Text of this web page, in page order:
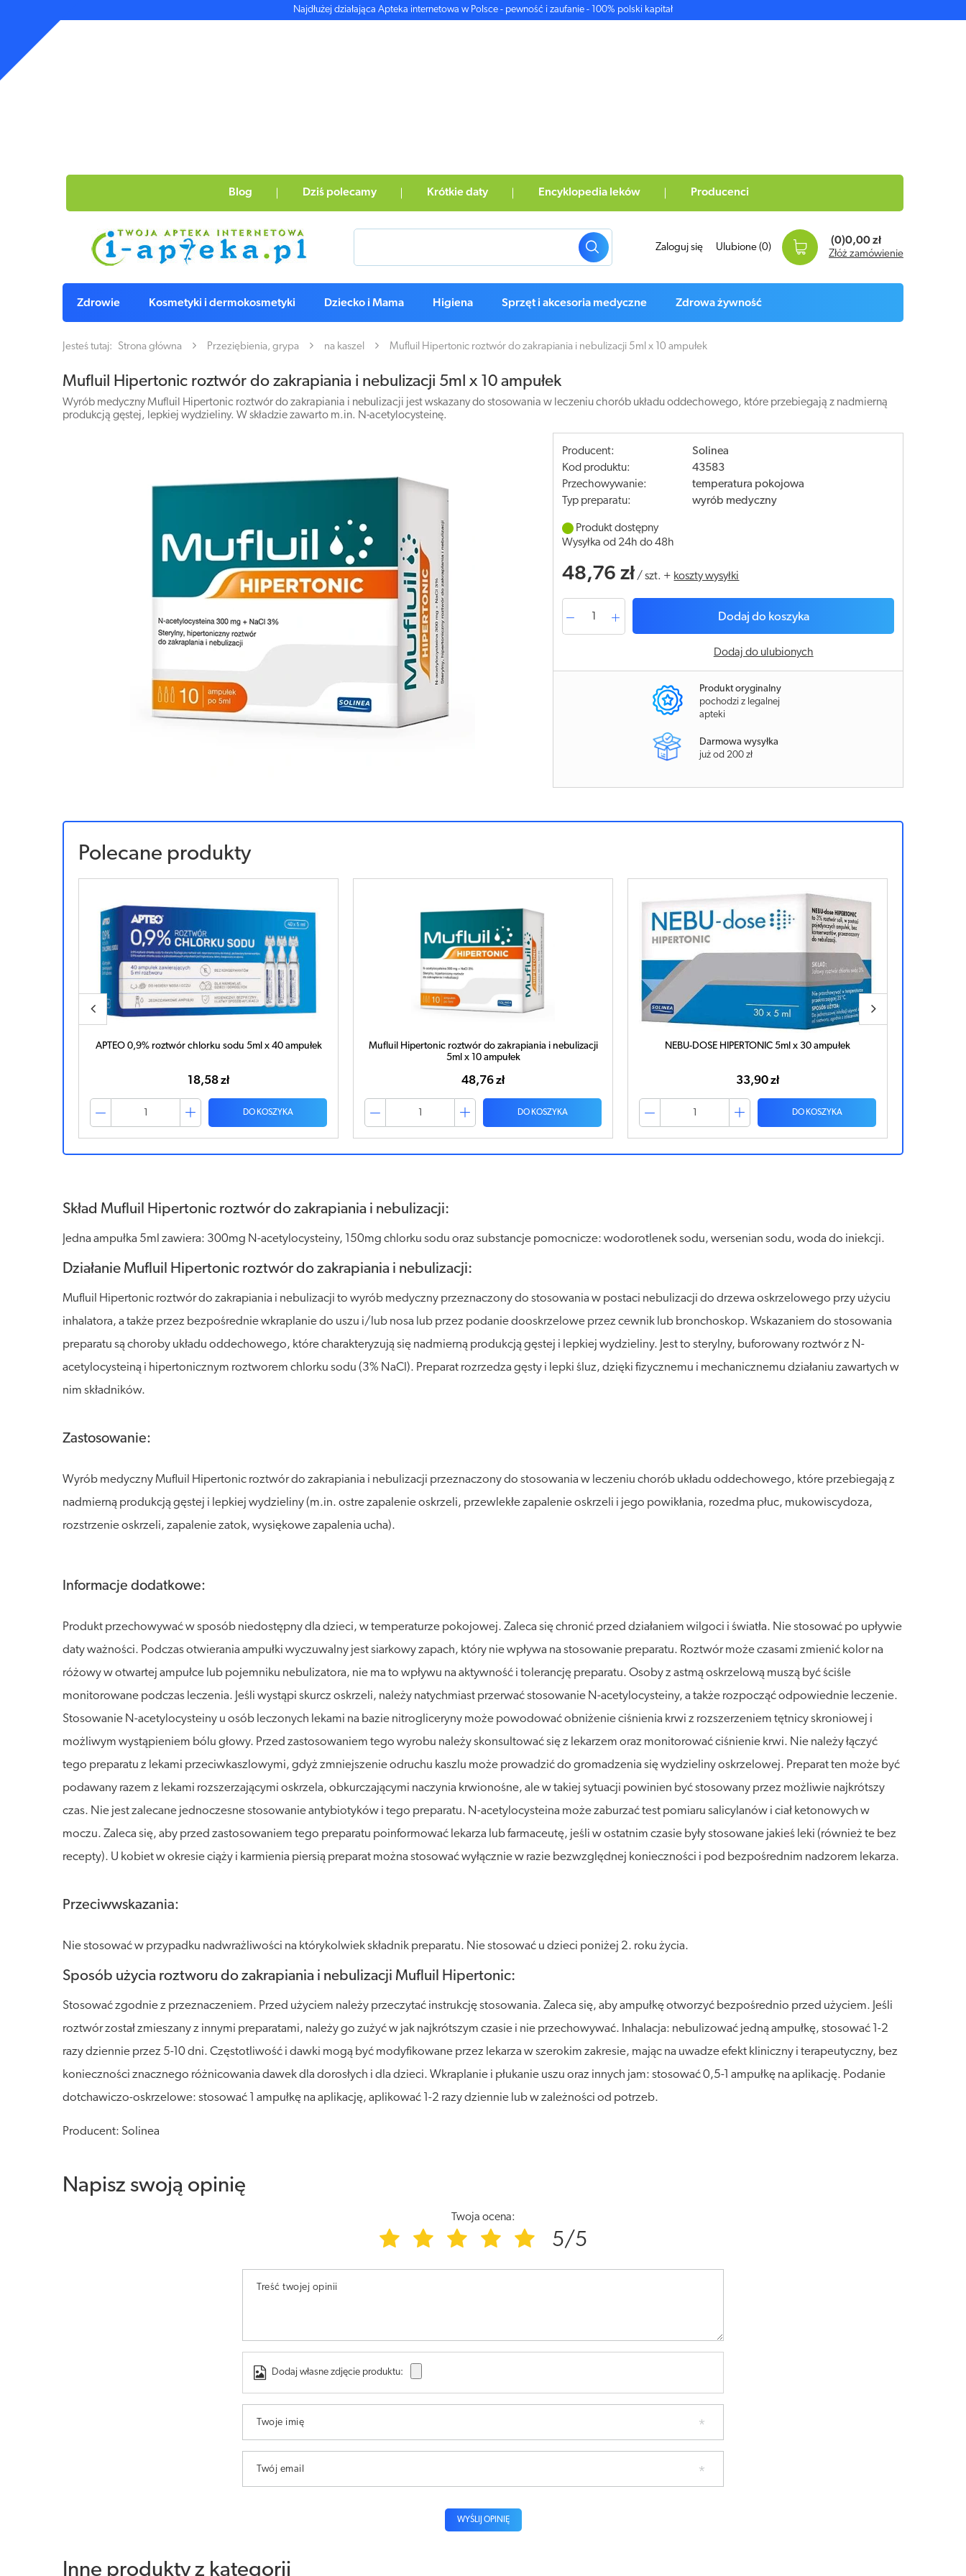
Najdłużej działająca Apteka internetowa w Polsce - pewność i zaufanie - 100% polski kapitał
Blog Dziś polecamy Krótkie daty Encyklopedia leków Producenci
Zaloguj się Ulubione (0)
(0)0,00 zł
Złóż zamówienie
Zdrowie Kosmetyki i dermokosmetyki Dziecko i Mama Higiena Sprzęt i akcesoria medyczne Zdrowa żywność
Jesteś tutaj: Strona główna Przeziębienia, grypa na kaszel Mufluil Hipertonic roztwór do zakrapiania i nebulizacji 5ml x 10 ampułek
Mufluil Hipertonic roztwór do zakrapiania i nebulizacji 5ml x 10 ampułek
Wyrób medyczny Mufluil Hipertonic roztwór do zakrapiania i nebulizacji jest wskazany do stosowania w leczeniu chorób układu oddechowego, które przebiegają z nadmierną
produkcją gęstej, lepkiej wydzieliny. W składzie zawarto m.in. N-acetylocysteinę.
Producent:
Solinea
Kod produktu:
43583
Przechowywanie:
temperatura pokojowa
Typ preparatu:
wyrób medyczny
Produkt dostępny
Wysyłka od 24h do 48h
48,76 zł /szt. + koszty wysyłki
Dodaj do koszyka
Dodaj do ulubionych
Produkt oryginalny
pochodzi z legalnej
apteki
Darmowa wysyłka
już od 200 zł
Polecane produkty
Mufluil Hipertonic roztwór do zakrapiania i nebulizacji
48,76 zł
DO KOSZYKA
NEBU-DOSE HIPERTONIC 5ml x 30 ampułek
33,90 zł
DO KOSZYKA
Nebu Pulmo 3% roztwór do nebulizacji 5ml x 20 sztuk
45,36 zł
DO KOSZYKA
Skład Mufluil Hipertonic roztwór do zakrapiania i nebulizacji:
Jedna ampułka 5ml zawiera: 300mg N-acetylocysteiny, 150mg chlorku sodu oraz substancje pomocnicze: wodorotlenek sodu, wersenian sodu, woda do iniekcji.
Działanie Mufluil Hipertonic roztwór do zakrapiania i nebulizacji:
Mufluil Hipertonic roztwór do zakrapiania i nebulizacji to wyrób medyczny przeznaczony do stosowania w postaci nebulizacji do drzewa oskrzelowego przy użyciu
inhalatora, a także przez bezpośrednie wkraplanie do uszu i/lub nosa lub przez podanie dooskrzelowe przez cewnik lub bronchoskop. Wskazaniem do stosowania
preparatu są choroby układu oddechowego, które charakteryzują się nadmierną produkcją gęstej i lepkiej wydzieliny. Jest to sterylny, buforowany roztwór z N-
acetylocysteiną i hipertonicznym roztworem chlorku sodu (3% NaCl). Preparat rozrzedza gęsty i lepki śluz, dzięki fizycznemu i mechanicznemu działaniu zawartych w
nim składników.
Zastosowanie:
Wyrób medyczny Mufluil Hipertonic roztwór do zakrapiania i nebulizacji przeznaczony do stosowania w leczeniu chorób układu oddechowego, które przebiegają z
nadmierną produkcją gęstej i lepkiej wydzieliny (m.in. ostre zapalenie oskrzeli, przewlekłe zapalenie oskrzeli i jego powikłania, rozedma płuc, mukowiscydoza,
rozstrzenie oskrzeli, zapalenie zatok, wysiękowe zapalenia ucha).
Informacje dodatkowe:
Produkt przechowywać w sposób niedostępny dla dzieci, w temperaturze pokojowej. Zaleca się chronić przed działaniem wilgoci i światła. Nie stosować po upływie
daty ważności. Podczas otwierania ampułki wyczuwalny jest siarkowy zapach, który nie wpływa na stosowanie preparatu. Roztwór może czasami zmienić kolor na
różowy w otwartej ampułce lub pojemniku nebulizatora, nie ma to wpływu na aktywność i tolerancję preparatu. Osoby z astmą oskrzelową muszą być ściśle
monitorowane podczas leczenia. Jeśli wystąpi skurcz oskrzeli, należy natychmiast przerwać stosowanie N-acetylocysteiny, a także rozpocząć odpowiednie leczenie.
Stosowanie N-acetylocysteiny u osób leczonych lekami na bazie nitrogliceryny może powodować obniżenie ciśnienia krwi z rozszerzeniem tętnicy skroniowej i
możliwym wystąpieniem bólu głowy. Przed zastosowaniem tego wyrobu należy skonsultować się z lekarzem oraz monitorować ciśnienie krwi. Nie należy łączyć
tego preparatu z lekami przeciwkaszlowymi, gdyż zmniejszenie odruchu kaszlu może prowadzić do gromadzenia się wydzieliny oskrzelowej. Preparat ten może być
podawany razem z lekami rozszerzającymi oskrzela, obkurczającymi naczynia krwionośne, ale w takiej sytuacji powinien być stosowany przez możliwie najkrótszy
czas. Nie jest zalecane jednoczesne stosowanie antybiotyków i tego preparatu. N-acetylocysteina może zaburzać test pomiaru salicylanów i ciał ketonowych w
moczu. Zaleca się, aby przed zastosowaniem tego preparatu poinformować lekarza lub farmaceutę, jeśli w ostatnim czasie były stosowane jakieś leki (również te bez
recepty). U kobiet w okresie ciąży i karmienia piersią preparat można stosować wyłącznie w razie bezwzględnej konieczności i pod bezpośrednim nadzorem lekarza.
Przeciwwskazania:
Nie stosować w przypadku nadwrażliwości na którykolwiek składnik preparatu. Nie stosować u dzieci poniżej 2. roku życia.
Sposób użycia roztworu do zakrapiania i nebulizacji Mufluil Hipertonic:
Stosować zgodnie z przeznaczeniem. Przed użyciem należy przeczytać instrukcję stosowania. Zaleca się, aby ampułkę otworzyć bezpośrednio przed użyciem. Jeśli
roztwór został zmieszany z innymi preparatami, należy go zużyć w jak najkrótszym czasie i nie przechowywać. Inhalacja: nebulizować jedną ampułkę, stosować 1-2
razy dziennie przez 5-10 dni. Częstotliwość i dawki mogą być modyfikowane przez lekarza w szerokim zakresie, mając na uwadze efekt kliniczny i terapeutyczny, bez
konieczności znacznego różnicowania dawek dla dorosłych i dla dzieci. Wkraplanie i płukanie uszu oraz innych jam: stosować 0,5-1 ampułkę na aplikację. Podanie
dotchawiczo-oskrzelowe: stosować 1 ampułkę na aplikację, aplikować 1-2 razy dziennie lub w zależności od potrzeb.
Producent: Solinea
Napisz swoją opinię
Twoja ocena:
5/5
Treść twojej opinii
Dodaj własne zdjęcie produktu:
Twoje imię
Twój email
WYŚLIJ OPINIĘ
Inne produkty z kategorii